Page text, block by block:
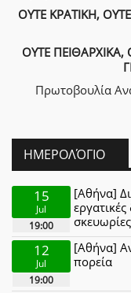
ΟΥΤΕ ΚΡΑΤΙΚΗ,
ΟΥΤΕ ΠΕΙΘΑΡΧΙΚΑ,
Πρωτοβουλία
ΗΜΕΡΟΛΌΓΙΟ
15
Jul
19:00
[Αθήνα]
12
Jul
19:00
[Αθήνα]
πορεία